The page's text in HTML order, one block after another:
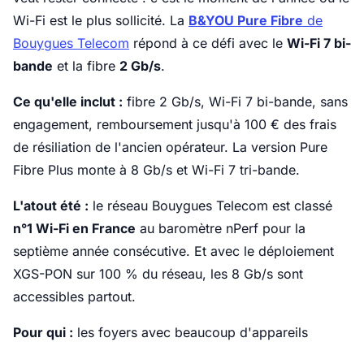
Wi-Fi est le plus sollicité. La B&YOU Pure Fibre de
Bouygues Telecom répond à ce défi avec le Wi-Fi 7 bi-
bande et la fibre 2 Gb/s.
Ce qu'elle inclut : fibre 2 Gb/s, Wi-Fi 7 bi-bande, sans
engagement, remboursement jusqu'à 100 € des frais
de résiliation de l'ancien opérateur. La version Pure
Fibre Plus monte à 8 Gb/s et Wi-Fi 7 tri-bande.
L'atout été : le réseau Bouygues Telecom est classé
n°1 Wi-Fi en France au baromètre nPerf pour la
septième année consécutive. Et avec le déploiement
XGS-PON sur 100 % du réseau, les 8 Gb/s sont
accessibles partout.
Pour qui : les foyers avec beaucoup d'appareils